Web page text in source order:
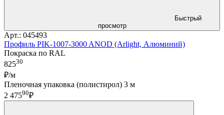
Быстрый
просмотр
Арт.: 045493
Профиль PIK-1007-3000 ANOD (Arlight, Алюминий)
Покраска по RAL
82530
₽/м
Пленочная упаковка (полистирол) 3 м
2 47590₽